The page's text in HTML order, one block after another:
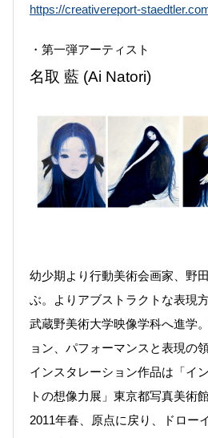
https://creativereport-
・第一弾アーティスト
名取 藍 (Ai Natori)
幼少期より行動美術会画家、野
ぶ。よりアブストラクトな表現方
武蔵野美術大学映像学科へ進学
ョン、パフォーマンスと表現の
インスタレーション作品は「イ
トの想像力展」東京都写真美術
2011年春、原点に戻り、ドロー